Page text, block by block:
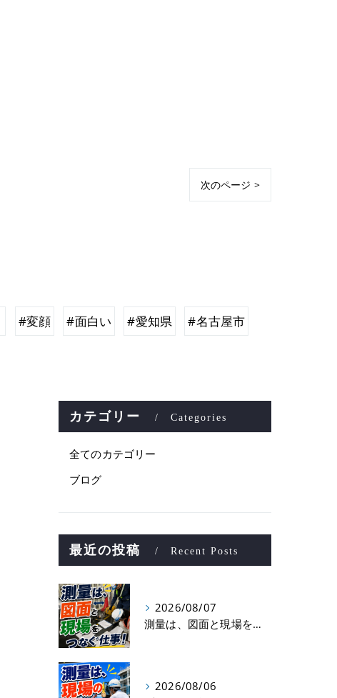
次のページ >
#変顔 #面白い #愛知県
#名古屋市
カテゴリー Categories
全てのカテゴリー
ブログ
最近の投稿 Recent Posts
2026/08/07
測量は、図面と現場をつなぐ仕事！
2026/08/06